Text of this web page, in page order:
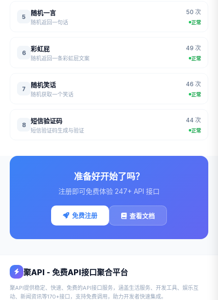
5
随机一言
随机返回一句话
50 次
正常
6
彩虹屁
随机返回一条彩虹屁文案
49 次
正常
7
随机笑话
随机获取一个笑话
46 次
正常
8
短信验证码
短信验证码生成与验证
44 次
正常
准备好开始了吗？
注册即可免费体验 247+ API 接口
免费注册 查看文档
聚API - 免费API接口聚合平台
聚API提供稳定、快速、免费的API接口服务，涵盖生活服务、开发工具、娱乐互
动、新闻资讯等170+接口，支持免费调用，助力开发者快速集成。